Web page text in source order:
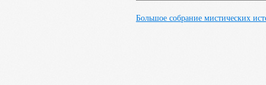
Большое собрание мистических